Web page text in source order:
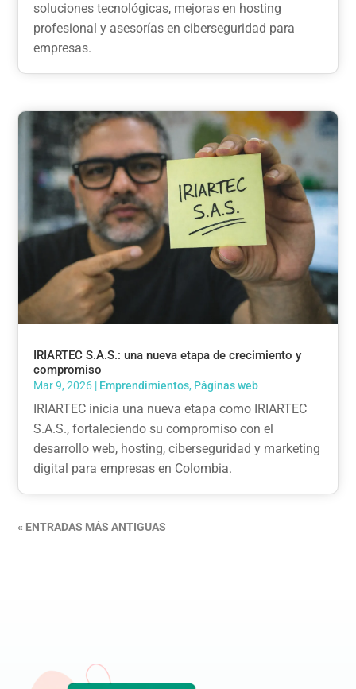
soluciones tecnológicas, mejoras en hosting
profesional y asesorías en ciberseguridad para
empresas.
IRIARTEC S.A.S.: una nueva etapa de crecimiento y
compromiso
Mar 9, 2026 | Emprendimientos, Páginas web
IRIARTEC inicia una nueva etapa como IRIARTEC
S.A.S., fortaleciendo su compromiso con el
desarrollo web, hosting, ciberseguridad y marketing
digital para empresas en Colombia.
« ENTRADAS MÁS ANTIGUAS